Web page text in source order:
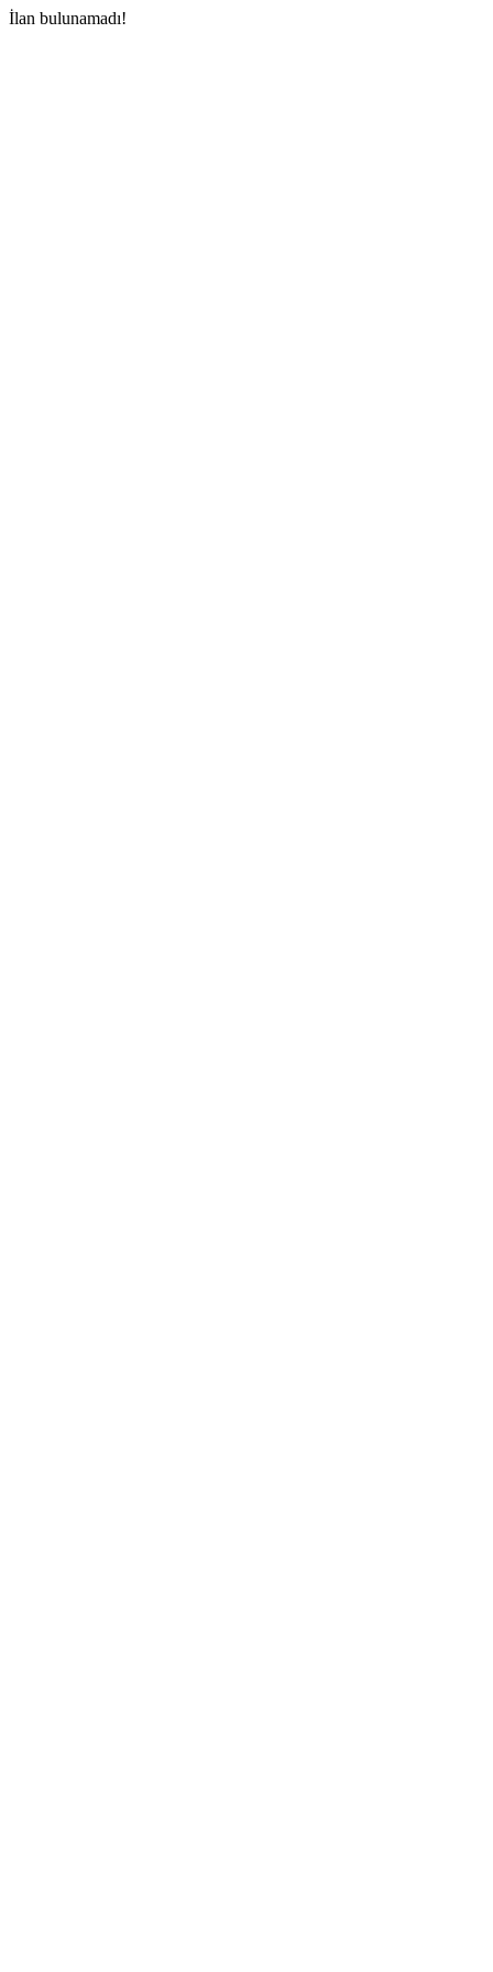
İlan bulunamadı!